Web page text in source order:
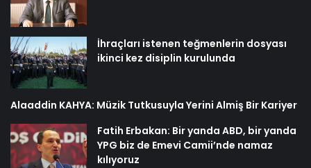
İhraçları istenen teğmenlerin dosyası
ikinci kez disiplin kurulunda
Alaaddin KAHYA: Müzik Tutkusuyla Yerini Almiş Bir Kariyer
Fatih Erbakan: Bir yanda ABD, bir yanda
YPG biz de Emevi Camii’nde namaz
kılıyoruz